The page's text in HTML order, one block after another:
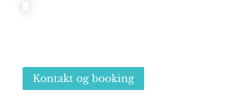
Kontakt og booking